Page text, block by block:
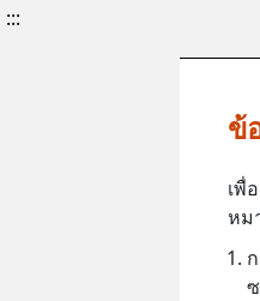
:::
ข้
เพื่
หม